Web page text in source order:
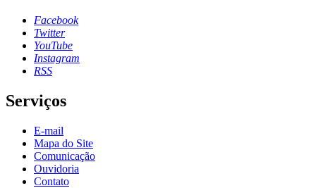
Facebook
Twitter
YouTube
Instagram
RSS
Serviços
E-mail
Mapa do Site
Comunicação
Ouvidoria
Contato